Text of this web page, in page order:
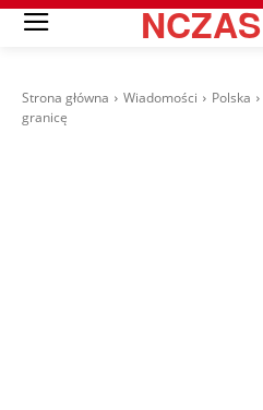
NCZAS
Strona główna Wiadomości Polska
granicę